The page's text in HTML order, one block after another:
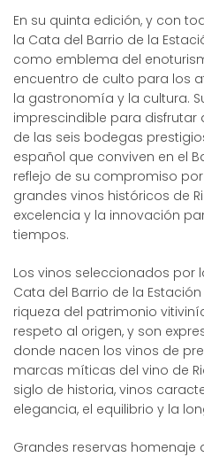
En su quinta edición, y con
la Cata del Barrio de la
como emblema del
encuentro de culto para los
la gastronomía y la cultura.
imprescindible para disfrutar
de las seis bodegas
español que conviven en el
reflejo de su compromiso
grandes vinos históricos de
excelencia y la innovación
tiempos.
Los vinos seleccionados por
Cata del Barrio de la
riqueza del patrimonio
respeto al origen, y son
donde nacen los vinos de
marcas míticas del vino de
siglo de historia, vinos
elegancia, el equilibrio y la
Grandes reservas homenaje